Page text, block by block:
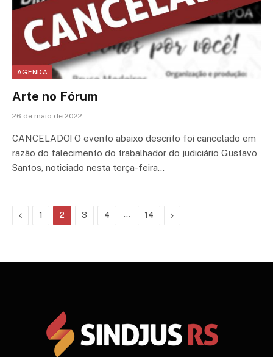
AGENDA
Arte no Fórum
26 de maio de 2022
CANCELADO! O evento abaixo descrito foi cancelado em
razão do falecimento do trabalhador do judiciário Gustavo
Santos, noticiado nesta terça-feira…
Previous
1 2 3 4 … 14 Next